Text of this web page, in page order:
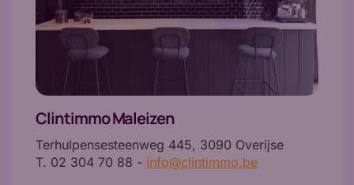
Clintimmo Maleizen
Terhulpensesteenweg 445, 3090 Overijse
T. 02 304 70 88 - info@clintimmo.be